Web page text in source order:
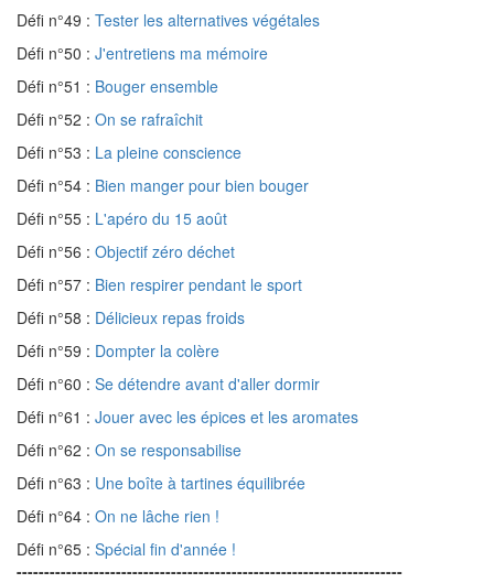
Défi n°49 : Tester les alternatives végétales
Défi n°50 : J'entretiens ma mémoire
Défi n°51 : Bouger ensemble
Défi n°52 : On se rafraîchit
Défi n°53 : La pleine conscience
Défi n°54 : Bien manger pour bien bouger
Défi n°55 : L'apéro du 15 août
Défi n°56 : Objectif zéro déchet
Défi n°57 : Bien respirer pendant le sport
Défi n°58 : Délicieux repas froids
Défi n°59 : Dompter la colère
Défi n°60 : Se détendre avant d'aller dormir
Défi n°61 : Jouer avec les épices et les aromates
Défi n°62 : On se responsabilise
Défi n°63 : Une boîte à tartines équilibrée
Défi n°64 : On ne lâche rien !
Défi n°65 : Spécial fin d'année !
----------------------------------------------------------------------